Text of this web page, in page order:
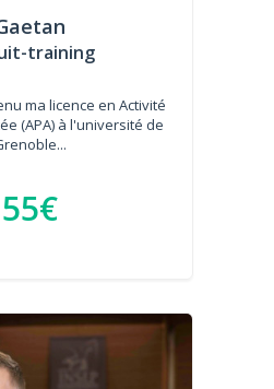
training
ma licence en Activité
(APA) à l'université de
55€